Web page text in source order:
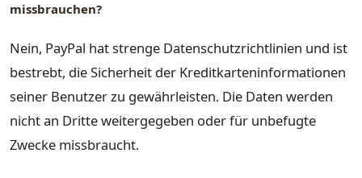
missbrauchen?
Nein, PayPal hat strenge Datenschutzrichtlinien und ist
bestrebt, die Sicherheit der Kreditkarteninformationen
seiner Benutzer zu gewährleisten. Die Daten werden
nicht an Dritte weitergegeben oder für unbefugte
Zwecke missbraucht.